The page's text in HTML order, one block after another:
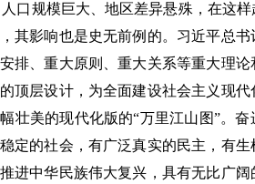
口规模巨大、地区差异悬殊，在这
其影响也是史无前例的。习近平总
排、重大原则、重大关系等重大理
顶层设计，为全面建设社会主义现代
壮美的现代化版的“万里江山图”。
定的社会，有广泛真实的民主，有
进中华民族伟大复兴，具有无比广